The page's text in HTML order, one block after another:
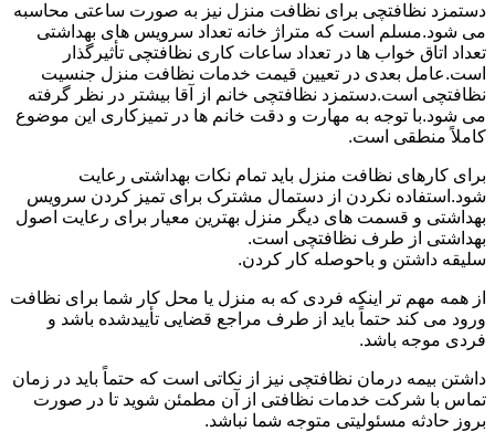
دستمزد نظافتچی برای نظافت منزل نیز به صورت ساعتی محاسبه
می شود.مسلم است که متراژ خانه تعداد سرویس های بهداشتی
تعداد اتاق خواب ها در تعداد ساعات کاری نظافتچی تأثیرگذار
است.عامل بعدی در تعیین قیمت خدمات نظافت منزل جنسیت
نظافتچی است.دستمزد نظافتچی خانم از آقا بیشتر در نظر گرفته
می شود.با توجه به مهارت و دقت خانم ها در تمیزکاری این موضوع
کاملاً منطقی است.
برای کارهای نظافت منزل باید تمام نکات بهداشتی رعایت
شود.استفاده نکردن از دستمال مشترک برای تمیز کردن سرویس
بهداشتی و قسمت های دیگر منزل بهترین معیار برای رعایت اصول
بهداشتی از طرف نظافتچی است.
سلیقه داشتن و باحوصله کار کردن.
از همه مهم تر اینکه فردی که به منزل یا محل کار شما برای نظافت
ورود می کند حتماً باید از طرف مراجع قضایی تأییدشده باشد و
فردی موجه باشد.
داشتن بیمه درمان نظافتچی نیز از نکاتی است که حتماً باید در زمان
تماس با شرکت خدمات نظافتی از آن مطمئن شوید تا در صورت
بروز حادثه مسئولیتی متوجه شما نباشد.